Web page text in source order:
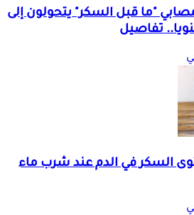
من مصابي "ما قبل السكر" يتحولون إلى
تفاصيل
السكر في الدم عند شرب ماء